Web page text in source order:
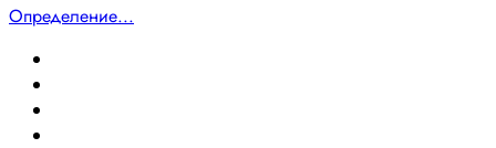
Определение...